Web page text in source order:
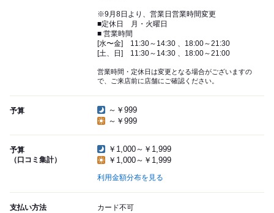
※9月8日より、営業日営業時間変更
■定休日 月・火曜日
■ 営業時間
[水〜金] 11:30～14:30 、18:00～21:30
[土、日] 11:30～14:30 、18:00～21:00
営業時間・定休日は変更となる場合がございますの
で、ご来店前に店舗にご確認ください。
予算
～￥999
～￥999
予算
（口コミ集計）
￥1,000～￥1,999
￥1,000～￥1,999
利用金額分布を見る
支払い方法 カード不可